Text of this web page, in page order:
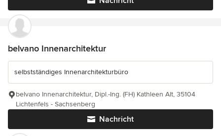
belvano Innenarchitektur
selbstständiges Innenarchitekturbüro
Nachricht
belvano Innenarchitektur, Dipl.-Ing. (FH) Kathleen Alt, 35104
Lichtenfels - Sachsenberg